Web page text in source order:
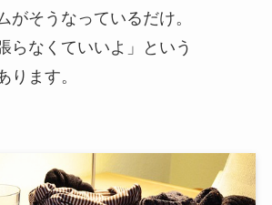
がそうなっているだけ。
らなくていいよ」という
ります。